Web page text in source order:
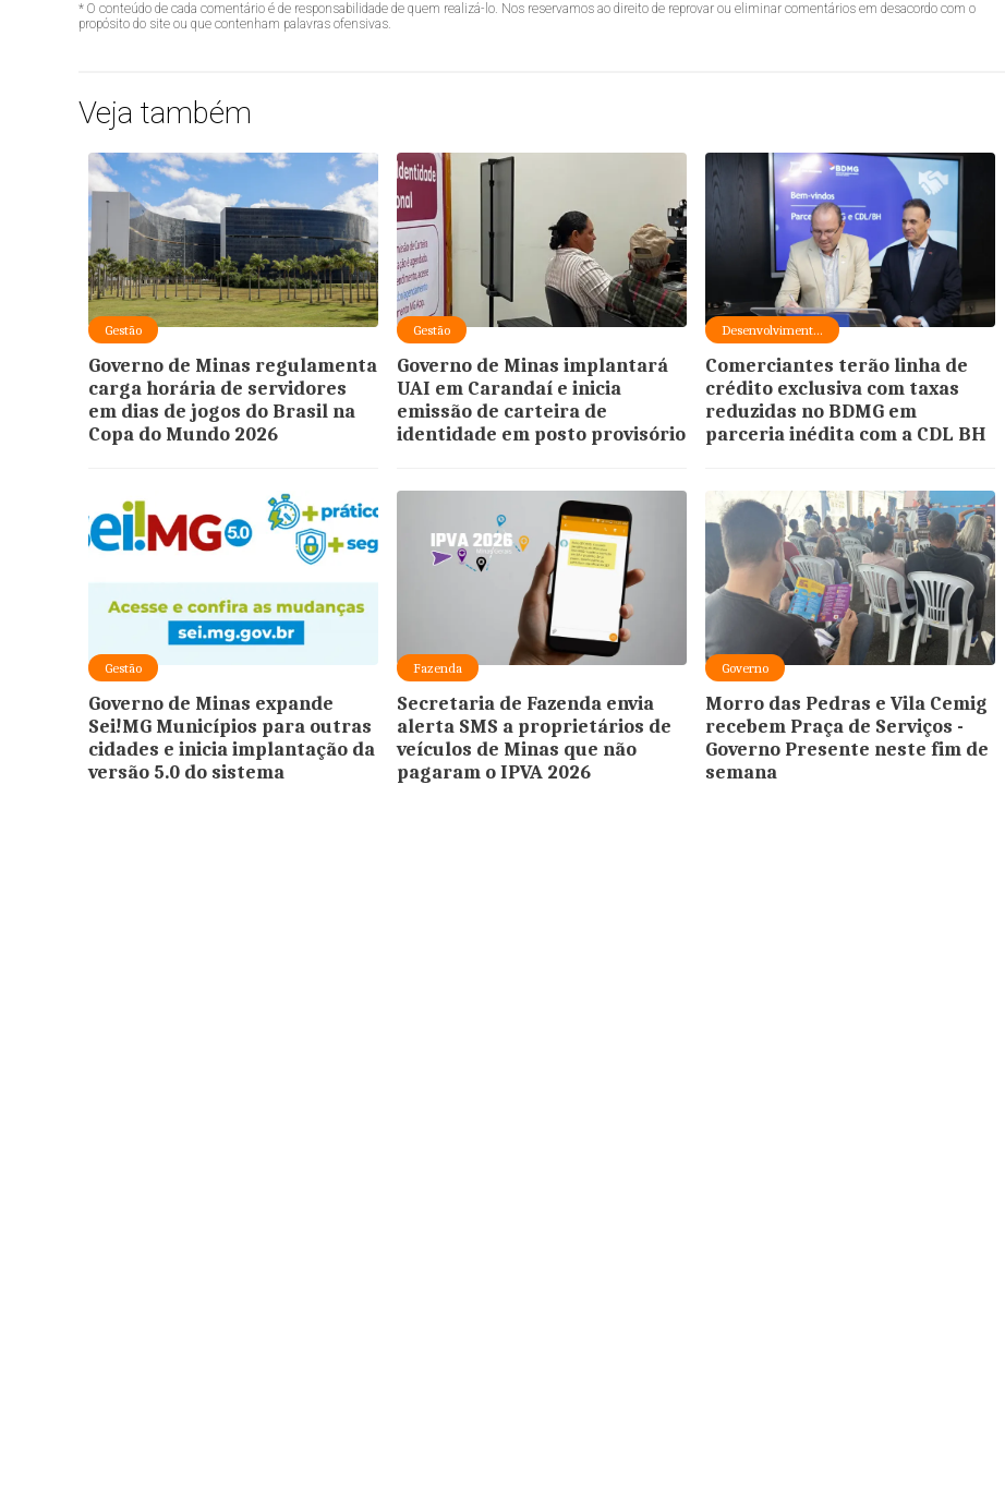
* O conteúdo de cada comentário é de responsabilidade de quem realizá-lo. Nos reservamos ao direito de reprovar ou eliminar comentários em desacordo com o
propósito do site ou que contenham palavras ofensivas.
Veja também
Gestão
Governo de Minas regulamenta
carga horária de servidores
em dias de jogos do Brasil na
Copa do Mundo 2026
Gestão
Governo de Minas implantará
UAI em Carandaí e inicia
emissão de carteira de
identidade em posto provisório
Desenvolviment...
Comerciantes terão linha de
crédito exclusiva com taxas
reduzidas no BDMG em
parceria inédita com a CDL BH
Gestão
Governo de Minas expande
Sei!MG Municípios para outras
cidades e inicia implantação da
versão 5.0 do sistema
Fazenda
Secretaria de Fazenda envia
alerta SMS a proprietários de
veículos de Minas que não
pagaram o IPVA 2026
Governo
Morro das Pedras e Vila Cemig
recebem Praça de Serviços -
Governo Presente neste fim de
semana